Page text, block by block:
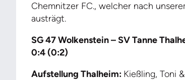
Chemnitzer FC., welcher nach
austrägt.
SG 47 Wolkenstein – SV Tanne
0:4 (0:2)
Aufstellung Thalheim: Kießling, Toni